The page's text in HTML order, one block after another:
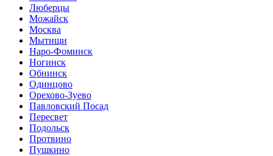
Люберцы
Можайск
Москва
Мытищи
Наро-Фоминск
Ногинск
Обнинск
Одинцово
Орехово-Зуево
Павловский Посад
Пересвет
Подольск
Протвино
Пушкино